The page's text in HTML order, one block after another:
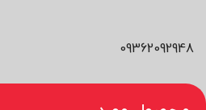
09362092948